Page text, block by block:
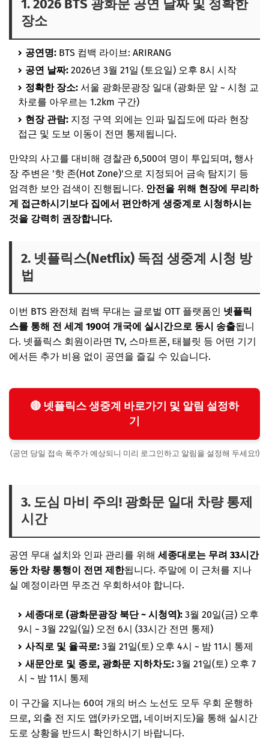
3. 도심 마비 주의! 광화문 일대 차량 통제 시간
4. 지하철 무정차 통과 및 출입구 폐쇄 안내
1. 2026 BTS 광화문 공연 날짜 및 정확한
장소
공연명: BTS 컴백 라이브: ARIRANG
공연 날짜: 2026년 3월 21일 (토요일) 오후 8시 시작
정확한 장소: 서울 광화문광장 일대 (광화문 앞 ~ 시청 교
차로를 아우르는 1.2km 구간)
현장 관람: 지정 구역 외에는 인파 밀집도에 따라 현장
접근 및 도보 이동이 전면 통제됩니다.
만약의 사고를 대비해 경찰관 6,500여 명이 투입되며, 행사
장 주변은 '핫 존(Hot Zone)'으로 지정되어 금속 탐지기 등
엄격한 보안 검색이 진행됩니다. 안전을 위해 현장에 무리하
게 접근하시기보다 집에서 편안하게 생중계로 시청하시는
것을 강력히 권장합니다.
2. 넷플릭스(Netflix) 독점 생중계 시청 방
법
이번 BTS 완전체 컴백 무대는 글로벌 OTT 플랫폼인 넷플릭
스를 통해 전 세계 190여 개국에 실시간으로 동시 송출됩니
다. 넷플릭스 회원이라면 TV, 스마트폰, 태블릿 등 어떤 기기
에서든 추가 비용 없이 공연을 즐길 수 있습니다.
🔴 넷플릭스 생중계 바로가기 및 알림 설정하
기
(공연 당일 접속 폭주가 예상되니 미리 로그인하고 알림을 설정해 두세요!)
3. 도심 마비 주의! 광화문 일대 차량 통제
시간
공연 무대 설치와 인파 관리를 위해 세종대로는 무려 33시간
동안 차량 통행이 전면 제한됩니다. 주말에 이 근처를 지나
실 예정이라면 무조건 우회하셔야 합니다.
세종대로 (광화문광장 북단 ~ 시청역): 3월 20일(금) 오후
9시 ~ 3월 22일(일) 오전 6시 (33시간 전면 통제)
사직로 및 율곡로: 3월 21일(토) 오후 4시 ~ 밤 11시 통제
새문안로 및 종로, 광화문 지하차도: 3월 21일(토) 오후 7
시 ~ 밤 11시 통제
이 구간을 지나는 60여 개의 버스 노선도 모두 우회 운행하
므로, 외출 전 지도 앱(카카오맵, 네이버지도)을 통해 실시간
도로 상황을 반드시 확인하시기 바랍니다.